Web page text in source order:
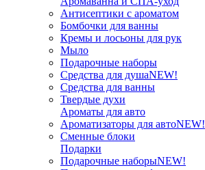
Антисептики с ароматом
Бомбочки для ванны
Кремы и лосьоны для рук
Мыло
Подарочные наборы
Средства для душаNEW!
Средства для ванны
Твердые духи
Ароматы для авто
Ароматизаторы для автоNEW!
Сменные блоки
Подарки
Подарочные наборыNEW!